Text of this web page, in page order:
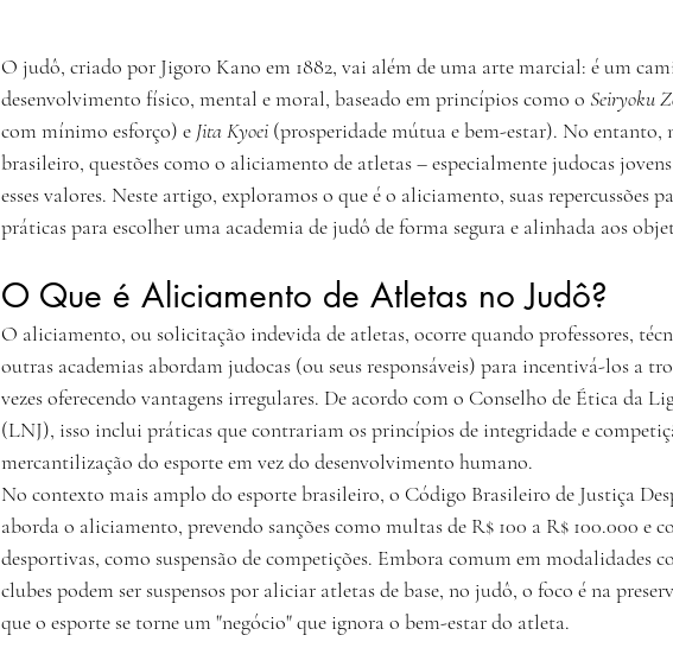
O judô, criado por Jigoro Kano em 1882, vai além de uma arte marcial: é um
desenvolvimento físico, mental e moral, baseado em princípios como o Seiryoku
com mínimo esforço) e Jita Kyoei (prosperidade mútua e bem-estar). No entanto,
brasileiro, questões como o aliciamento de atletas – especialmente judocas
esses valores. Neste artigo, exploramos o que é o aliciamento, suas repercussões
práticas para escolher uma academia de judô de forma segura e alinhada aos
O Que é Aliciamento de Atletas no Judô?
O aliciamento, ou solicitação indevida de atletas, ocorre quando professores,
outras academias abordam judocas (ou seus responsáveis) para incentivá-los a
vezes oferecendo vantagens irregulares. De acordo com o Conselho de Ética da
(LNJ), isso inclui práticas que contrariam os princípios de integridade e
mercantilização do esporte em vez do desenvolvimento humano.
No contexto mais amplo do esporte brasileiro, o Código Brasileiro de Justiça
aborda o aliciamento, prevendo sanções como multas de R$ 100 a R$ 100.000 e
desportivas, como suspensão de competições. Embora comum em modalidades
clubes podem ser suspensos por aliciar atletas de base, no judô, o foco é na
que o esporte se torne um "negócio" que ignora o bem-estar do atleta.